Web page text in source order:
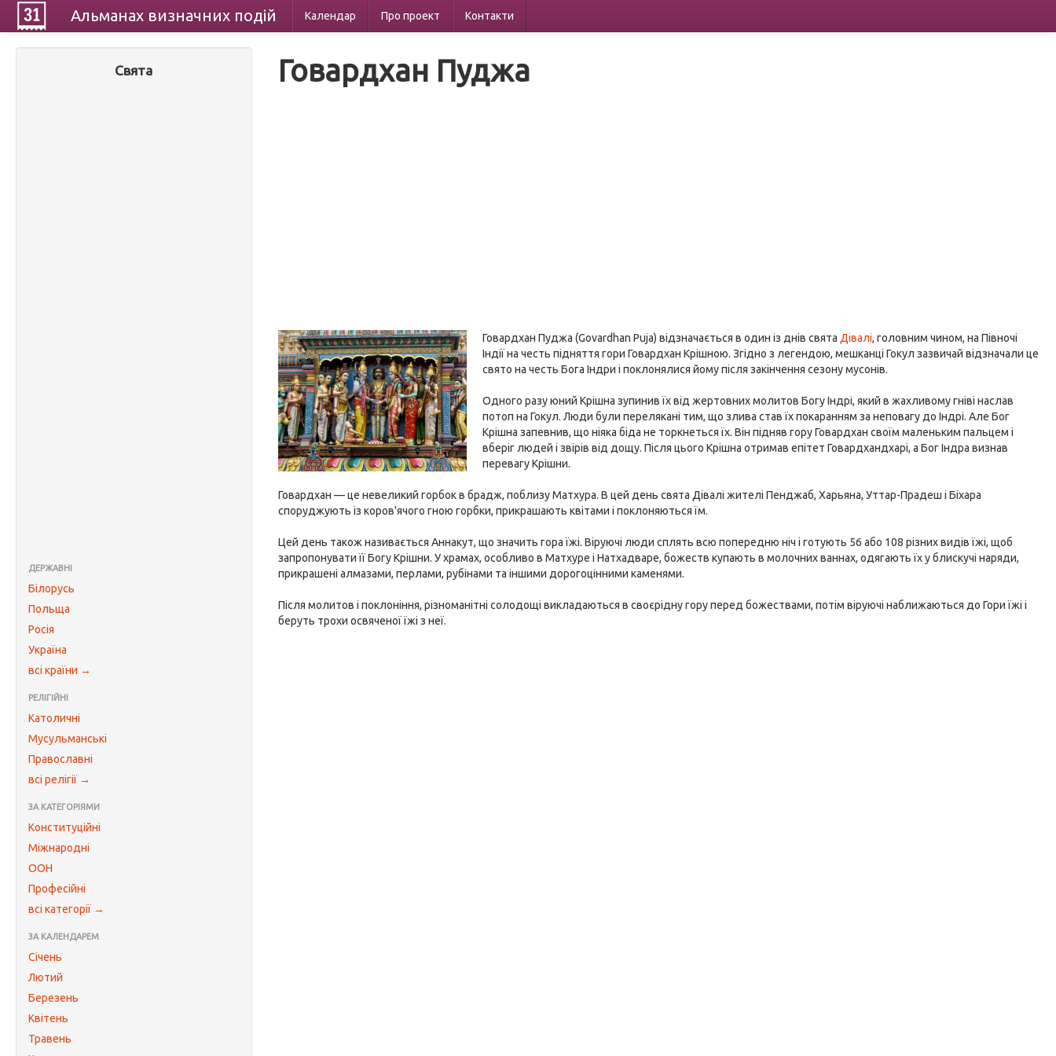
Альманах визначних подій Календар Про проект Контакти
Свята
ДЕРЖАВНІ
Білорусь
Польща
Росія
Україна
всі країни →
РЕЛІГІЙНІ
Католичні
Мусульманські
Православні
всі релігії →
ЗА КАТЕГОРІЯМИ
Конституційні
Міжнародні
ООН
Професійні
всі категорії →
ЗА КАЛЕНДАРЕМ
Січень
Лютий
Березень
Квітень
Травень
Говардхан Пуджа
Говардхан Пуджа (Govardhan Puja) відзначається в один із днів свята Дівалі, головним чином, на Півночі
Індії на честь підняття гори Говардхан Крішною. Згідно з легендою, мешканці Гокул зазвичай відзначали це
свято на честь Бога Індри і поклонялися йому після закінчення сезону мусонів.
Одного разу юний Крішна зупинив їх від жертовних молитов Богу Індрі, який в жахливому гніві наслав
потоп на Гокул. Люди були перелякані тим, що злива став їх покаранням за неповагу до Індрі. Але Бог
Крішна запевнив, що ніяка біда не торкнеться їх. Він підняв гору Говардхан своїм маленьким пальцем і
вберіг людей і звірів від дощу. Після цього Крішна отримав епітет Говардхандхарі, а Бог Індра визнав
перевагу Крішни.
Говардхан — це невеликий горбок в брадж, поблизу Матхура. В цей день свята Дівалі жителі Пенджаб, Харьяна, Уттар-Прадеш і Біхара
споруджують із коров'ячого гною горбки, прикрашають квітами і поклоняються їм.
Цей день також називається Аннакут, що значить гора їжі. Віруючі люди сплять всю попередню ніч і готують 56 або 108 різних видів їжі, щоб
запропонувати її Богу Крішни. У храмах, особливо в Матхуре і Натхадваре, божеств купають в молочних ваннах, одягають їх у блискучі наряди,
прикрашені алмазами, перлами, рубінами та іншими дорогоцінними каменями.
Після молитов і поклоніння, різноманітні солодощі викладаються в своєрідну гору перед божествами, потім віруючі наближаються до Гори їжі і
беруть трохи освяченої їжі з неї.